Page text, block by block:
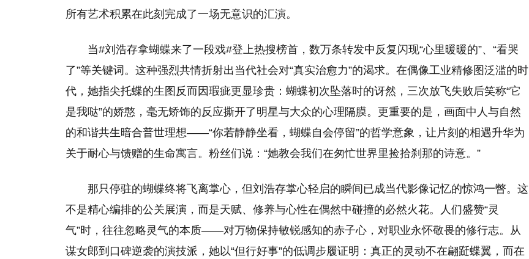
所有艺术积累在此刻完成了一场无意识的汇演。
当#刘浩存拿蝴蝶来了一段戏#登上热搜榜首，数万条转发中反复闪现“心里暖暖的”、“看哭
了”等关键词。这种强烈共情折射出当代社会对“真实治愈力”的渴求。在偶像工业精修图泛滥的时
代，她指尖托蝶的生图反而因瑕疵更显珍贵：蝴蝶初次坠落时的讶然，三次放飞失败后笑称“它
是我哒”的娇憨，毫无矫饰的反应撕开了明星与大众的心理隔膜。更重要的是，画面中人与自然
的和谐共生暗合普世理想——“你若静静坐看，蝴蝶自会停留”的哲学意象，让片刻的相遇升华为
关于耐心与馈赠的生命寓言。粉丝们说：“她教会我们在匆忙世界里捡拾刹那的诗意。”
那只停驻的蝴蝶终将飞离掌心，但刘浩存掌心轻启的瞬间已成当代影像记忆的惊鸿一瞥。这
不是精心编排的公关展演，而是天赋、修养与心性在偶然中碰撞的必然火花。人们盛赞“灵
气”时，往往忽略灵气的本质——对万物保持敏锐感知的赤子心，对职业永怀敬畏的修行志。从
谋女郎到口碑逆袭的演技派，她以“但行好事”的低调步履证明：真正的灵动不在翩跹蝶翼，而在